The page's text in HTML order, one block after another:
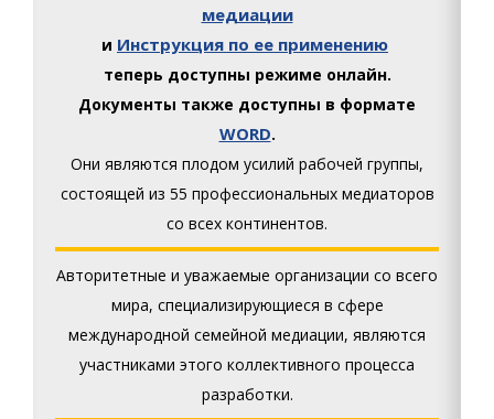
медиации
и Инструкция по ее применению
теперь доступны режиме онлайн.
Документы также доступны в формате
WORD.
Они являются плодом усилий рабочей группы,
состоящей из 55 профессиональных медиаторов
со всех континентов.
Авторитетные и уважаемые организации со всего
мира, специализирующиеся в сфере
международной семейной медиации, являются
участниками этого коллективного процесса
разработки.